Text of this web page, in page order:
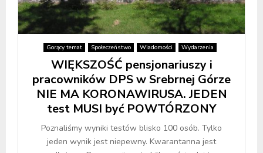
Gorący temat Społeczeństwo Wiadomości Wydarzenia
WIĘKSZOŚĆ pensjonariuszy i
pracowników DPS w Srebrnej Górze
NIE MA KORONAWIRUSA. JEDEN
test MUSI być POWTÓRZONY
Poznaliśmy wyniki testów blisko 100 osób. Tylko
jeden wynik jest niepewny. Kwarantanna jest